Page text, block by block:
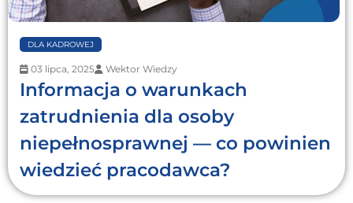
DLA KADROWEJ
03 lipca, 2025 Wektor Wiedzy
Informacja o warunkach
zatrudnienia dla osoby
niepełnosprawnej — co powinien
wiedzieć pracodawca?